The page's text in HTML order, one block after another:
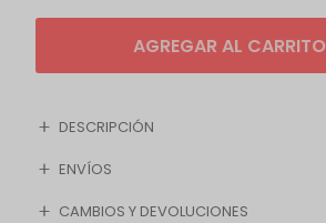
AGREGAR AL CARRITO
DESCRIPCIÓN
ENVÍOS
CAMBIOS Y DEVOLUCIONES